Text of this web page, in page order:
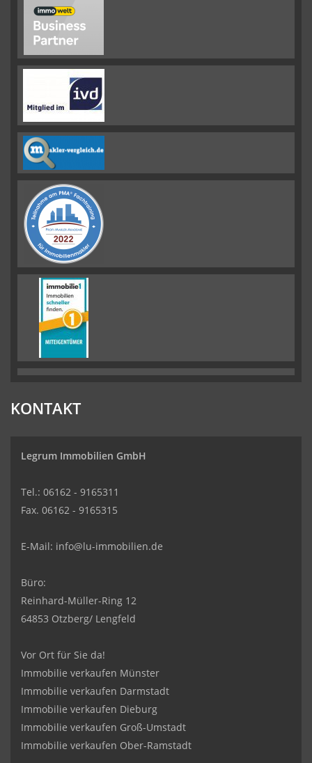
KONTAKT
Legrum Immobilien GmbH
Tel.: 06162 - 9165311
Fax. 06162 - 9165315
E-Mail: info@lu-immobilien.de
Büro:
Reinhard-Müller-Ring 12
64853 Otzberg/ Lengfeld
Vor Ort für Sie da!
Immobilie verkaufen Münster
Immobilie verkaufen Darmstadt
Immobilie verkaufen Dieburg
Immobilie verkaufen Groß-Umstadt
Immobilie verkaufen Ober-Ramstadt